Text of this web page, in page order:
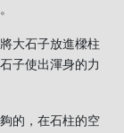
大石子放進樑柱
子使出渾身的力
的，在石柱的空